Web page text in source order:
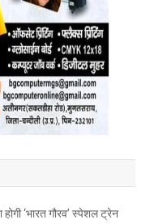
‘भारत गौरव’ स्पेशल ट्रेन